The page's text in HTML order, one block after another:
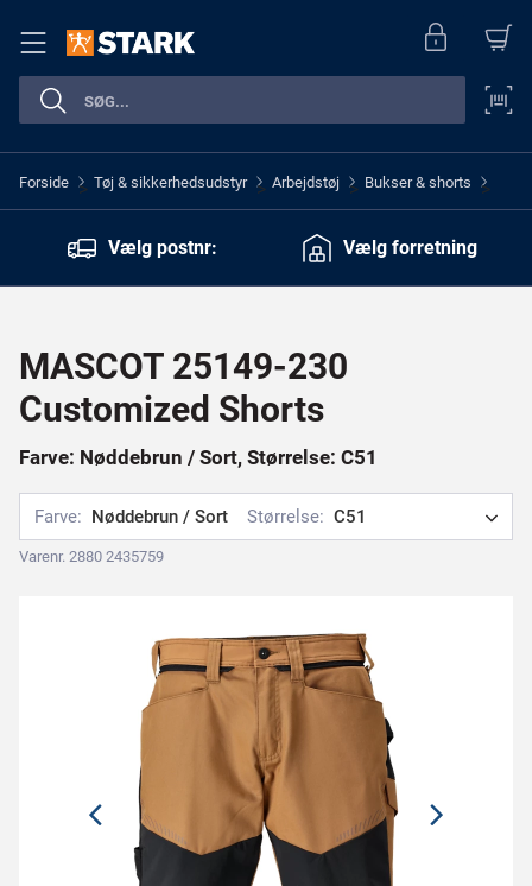
Forside > Tøj & sikkerhedsudstyr > Arbejdstøj > Bukser & shorts >
Vælg postnr: Vælg forretning
MASCOT 25149-230
Customized Shorts
Farve: Nøddebrun / Sort, Størrelse: C51
Farve: Nøddebrun / Sort Størrelse: C51
Varenr. 2880 2435759